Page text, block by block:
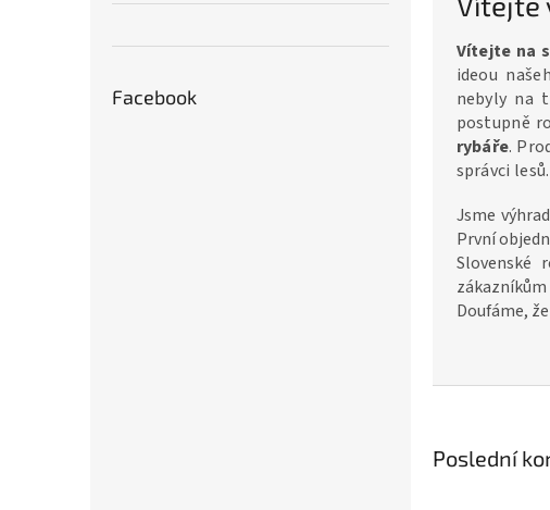
Facebook
Vítejte na
ideou
nebyly na
postupně
rybáře.
správci lesů.
Jsme
První
Slovenské
Doufáme,
Poslední